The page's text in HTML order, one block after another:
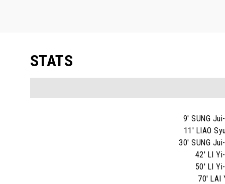
STATS
9' SUNG
11' LIAO
30' SUNG
42' LI
50' LI
70' LAI